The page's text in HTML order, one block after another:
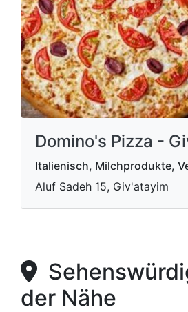
Domino's Pizza -
Italienisch, Milchprodukte,
Aluf Sadeh 15, Giv'atayim
der Nähe